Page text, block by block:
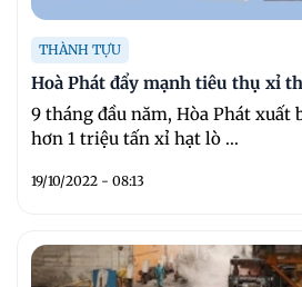
THÀNH TỰU
Hoà Phát đẩy mạnh tiêu thụ xỉ
9 tháng đầu năm, Hòa Phát
hơn 1 triệu tấn xỉ hạt lò ...
19/10/2022 - 08:13